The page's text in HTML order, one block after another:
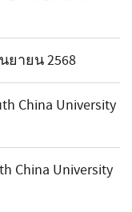
ยายน 2568
China University
University